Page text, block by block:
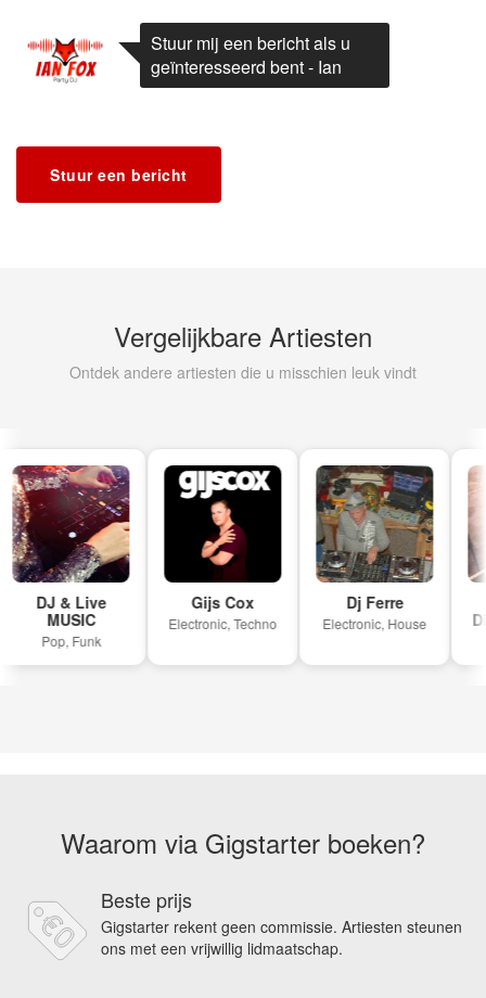
Stuur mij een bericht als u
geïnteresseerd bent - Ian
Stuur een bericht
Vergelijkbare Artiesten
Ontdek andere artiesten die u misschien leuk vindt
DJ & Live
MUSIC
Pop, Funk
Gijs Cox
Electronic, Techno
Dj Ferre
Electronic, House
Waarom via Gigstarter boeken?
Beste prijs
Gigstarter rekent geen commissie. Artiesten steunen
ons met een vrijwillig lidmaatschap.